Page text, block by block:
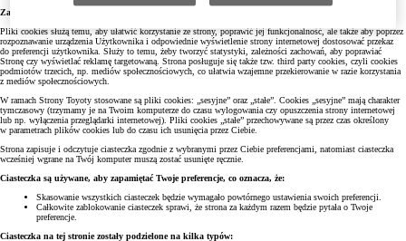
Zawartość strony internetowej Toyoty. Cel stosowania cookies.
Pliki cookies służą temu, aby ułatwić korzystanie ze strony, poprawić jej funkcjonalność, ale także aby poprzez
rozpoznawanie urządzenia Użytkownika i odpowiednie wyświetlenie strony internetowej dostosować przekaz
do preferencji użytkownika. Służy to temu, żeby tworzyć statystyki, zależności zachowań, aby poprawiać
Stronę czy wyświetlać reklamę targetowaną. Strona posługuje się także tzw. third party cookies, czyli cookies
podmiotów trzecich, np. mediów społecznościowych, co ułatwia wzajemne przekierowanie w razie korzystania
z mediów społecznościowych.
W ramach Strony Toyoty stosowane są pliki cookies: „sesyjne” oraz „stałe”. Cookies „sesyjne” mają charakter
tymczasowy (trzymamy je na Twoim komputerze do czasu wylogowania czy opuszczenia strony internetowej
lub np. wyłączenia przeglądarki internetowej). Pliki cookies „stałe” przechowywane są przez czas określony
w parametrach plików cookies lub do czasu ich usunięcia przez Ciebie.
Strona zapisuje i odczytuje ciasteczka zgodnie z wybranymi przez Ciebie preferencjami, natomiast ciasteczka
wcześniej wgrane na Twój komputer muszą zostać usunięte ręcznie.
Ciasteczka są używane, aby zapamiętać Twoje preferencje, co oznacza, że:
Skasowanie wszystkich ciasteczek będzie wymagało powtórnego ustawienia swoich preferencji.
Całkowite zablokowanie ciasteczek sprawi, że strona za każdym razem będzie pytała o Twoje
preferencje.
Ciasteczka na tej stronie zostały podzielone na kilka typów: